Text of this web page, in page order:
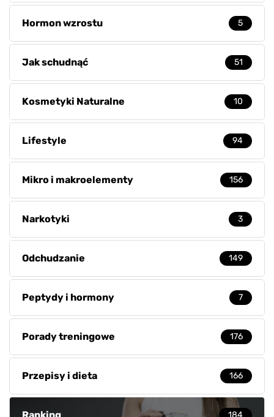
Hormon wzrostu 5
Jak schudnąć 51
Kosmetyki Naturalne 10
Lifestyle 94
Mikro i makroelementy 156
Narkotyki 3
Odchudzanie 149
Peptydy i hormony 7
Porady treningowe 176
Przepisy i dieta 166
Ranking 184